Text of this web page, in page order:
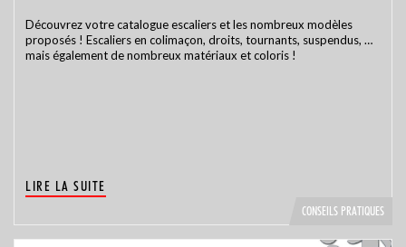
Découvrez votre catalogue escaliers et les nombreux modèles
proposés ! Escaliers en colimaçon, droits, tournants, suspendus, …
mais également de nombreux matériaux et coloris !
LIRE LA SUITE
CONSEILS PRATIQUES